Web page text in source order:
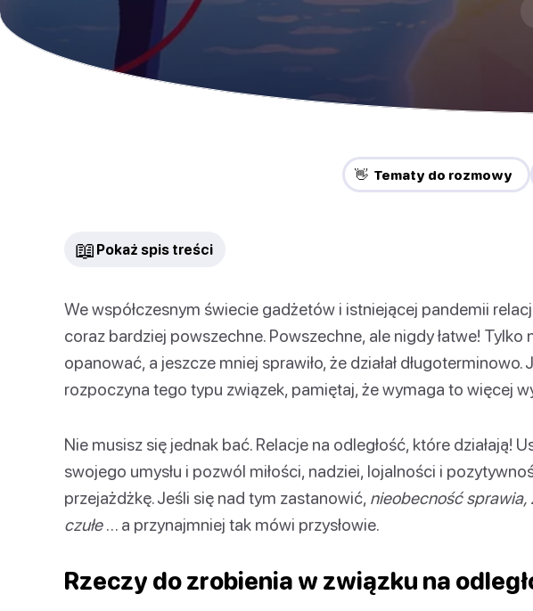
👋 Tematy do rozmowy
📖 Pokaż spis treści
We współczesnym świecie gadżetów i istniejącej pandemii
coraz bardziej powszechne. Powszechne, ale nigdy łatwe! Tylko
opanować, a jeszcze mniej sprawiło, że działał długoterminowo.
rozpoczyna tego typu związek, pamiętaj, że wymaga to więcej
Nie musisz się jednak bać. Relacje na odległość, które działają!
swojego umysłu i pozwól miłości, nadziei, lojalności i
przejażdżkę. Jeśli się nad tym zastanowić, nieobecność sprawia,
czułe… a przynajmniej tak mówi przysłowie.
Rzeczy do zrobienia w związku na